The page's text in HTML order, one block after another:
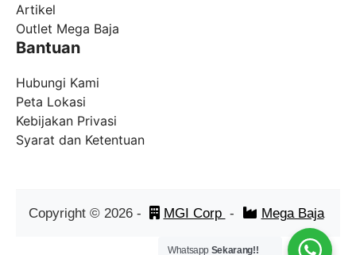
Artikel
Outlet Mega Baja
Bantuan
Hubungi Kami
Peta Lokasi
Kebijakan Privasi
Syarat dan Ketentuan
Copyright © 2026- MGI Corp - Mega Baja
Whatsapp Sekarang!!